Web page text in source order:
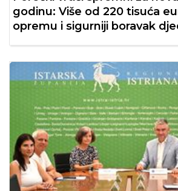
godinu: Više od 220 tisuća
opremu i sigurniji boravak